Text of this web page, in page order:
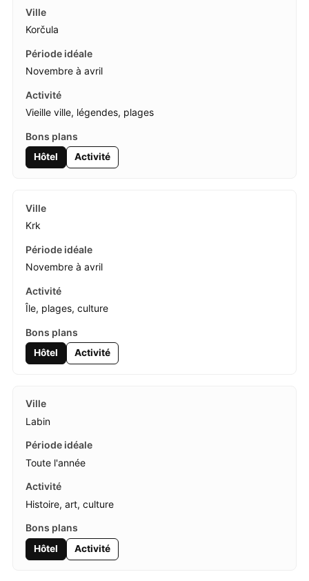
Korčula
Novembre à avril
Vieille ville, légendes, plages
Hôtel Activité
Krk
Novembre à avril
Île, plages, culture
Hôtel Activité
Labin
Toute l'année
Histoire, art, culture
Hôtel Activité